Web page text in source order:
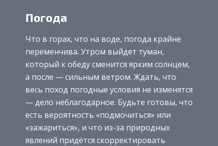
Погода
Что в горах, что на воде, погода крайне
переменчива. Утром выйдет туман,
который к обеду сменится ярким солнцем,
а после — сильным ветром. Ждать, что
весь поход погодные условия не изменятся
— дело неблагодарное. Будьте готовы, что
есть вероятность «подмочиться» или
«зажариться», и что из-за природных
явлений придётся скорректировать